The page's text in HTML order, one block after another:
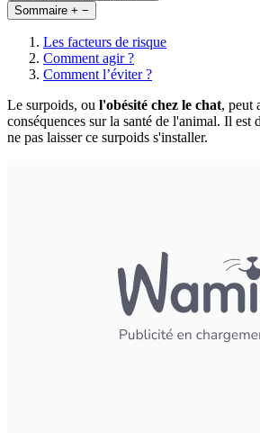
Sommaire + −
Les facteurs de risque
Comment agir ?
Comment l’éviter ?
Le surpoids, ou l'obésité chez le chat, peut
conséquences sur la santé de l'animal. Il est
ne pas laisser ce surpoids s'installer.